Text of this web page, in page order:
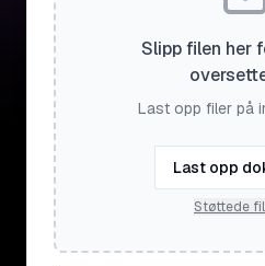
Slipp filen her
Last opp filer på
Last opp
Støttede